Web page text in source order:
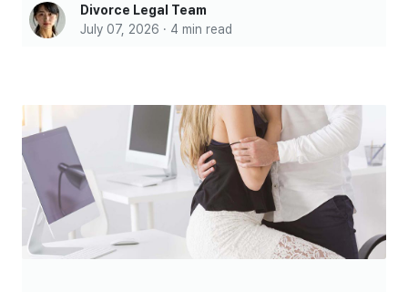
Divorce Legal Team
July 07, 2026 · 4 min read